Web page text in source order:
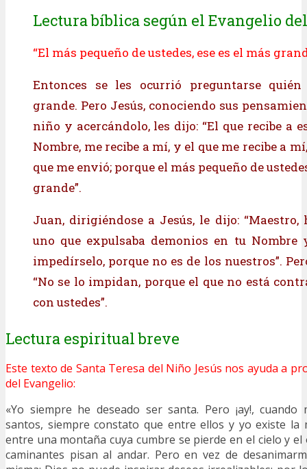
Lectura bíblica según el Evangelio
“El más pequeño de ustedes, ese es el más
Entonces se les ocurrió preguntarse
grande. Pero Jesús, conociendo sus
niño y acercándolo, les dijo: “El que recibe a
Nombre, me recibe a mí, y el que me recibe a
que me envió; porque el más pequeño de
grande”.
Juan, dirigiéndose a Jesús, le dijo:
uno que expulsaba demonios en tu Nombre
impedírselo, porque no es de los nuestros”.
“No se lo impidan, porque el que no está
con ustedes”.
Lectura espiritual breve
Este texto de Santa Teresa del Niño Jesús nos ayuda a
del Evangelio:
«Yo siempre he deseado ser santa. Pero ¡ay!,
santos, siempre constato que entre ellos y yo existe la
entre una montaña cuya cumbre se pierde en el cielo y
caminantes pisan al andar. Pero en vez de